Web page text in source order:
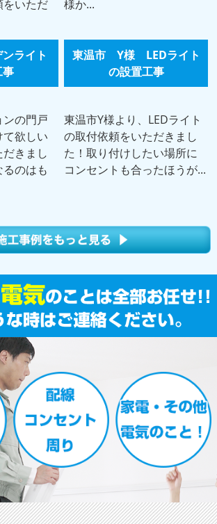
をいただ
様か...
ライト
事
の門戸
欲しい
きまし
のはも
東温市 Y様 LEDライト
の設置工事
東温市Y様より、LEDライト
の取付依頼をいただきまし
た！取り付けしたい場所に
コンセントも合ったほうが...